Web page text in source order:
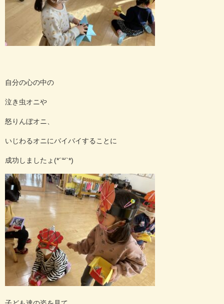
自分の心の中の
泣き虫オニや
怒りんぼオニ、
いじわるオニにバイバイすることに
成功しましたょ(*´꒳`*)